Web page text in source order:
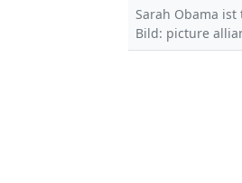
Sarah Obama
Bild: picture